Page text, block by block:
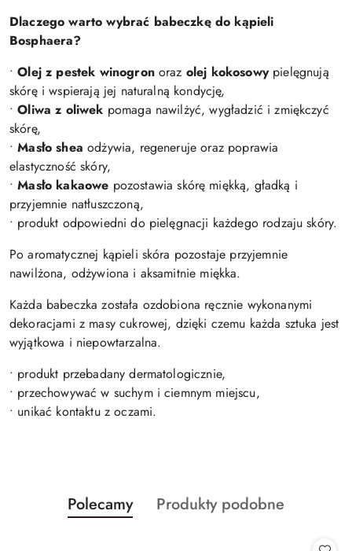
Dlaczego warto wybrać babeczkę do kąpieli
Bosphaera?
•Olej z pestek winogronoraz olej kokosowypielęgnują
skórę i wspierają jej naturalną kondycję,
•Oliwa z oliwek pomaga nawilżyć, wygładzić i zmiękczyć
skórę,
•Masło shea odżywia, regeneruje oraz poprawia
elastyczność skóry,
•Masło kakaowe pozostawia skórę miękką, gładką i
przyjemnie natłuszczoną,
• produkt odpowiedni do pielęgnacji każdego rodzaju skóry.
Po aromatycznej kąpieli skóra pozostaje przyjemnie
nawilżona, odżywiona i aksamitnie miękka.
Każda babeczka została ozdobiona ręcznie wykonanymi
dekoracjami z masy cukrowej, dzięki czemu każda sztuka jest
wyjątkowa i niepowtarzalna.
• produkt przebadany dermatologicznie,
• przechowywać w suchym i ciemnym miejscu,
• unikać kontaktu z oczami.
Pomiń karuzelę produktów
Produkty
o
Polecamy
Produkty
Produkty podobne